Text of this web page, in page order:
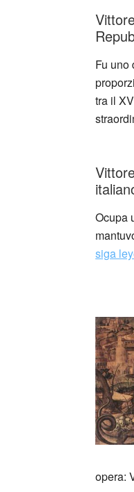
Fu uno
tra il
Ocupa
siga
opera: